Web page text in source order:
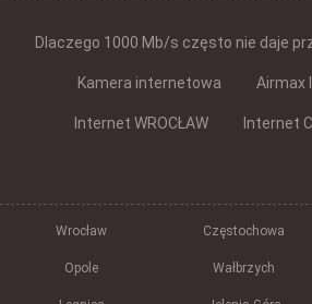
Dlaczego 1000 Mb/s często nie daje
Kamera internetowa Airmax
Internet WROCŁAW Internet
Wrocław Częstochowa
Opole Wałbrzych